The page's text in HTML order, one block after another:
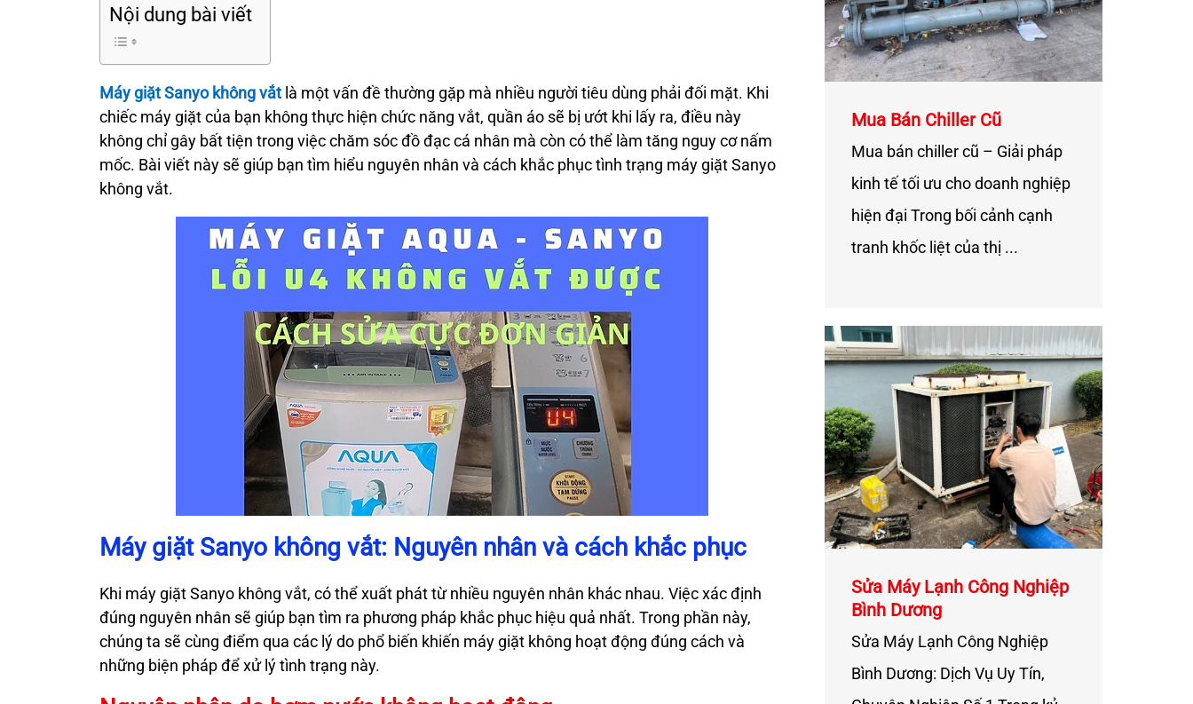
Nội dung bài viết
Máy giặt Sanyo không vắt là một vấn đề thường gặp mà nhiều người tiêu dùng phải đối mặt. Khi
chiếc máy giặt của bạn không thực hiện chức năng vắt, quần áo sẽ bị ướt khi lấy ra, điều này
không chỉ gây bất tiện trong việc chăm sóc đồ đạc cá nhân mà còn có thể làm tăng nguy cơ nấm
mốc. Bài viết này sẽ giúp bạn tìm hiểu nguyên nhân và cách khắc phục tình trạng máy giặt Sanyo
không vắt.
Máy giặt Sanyo không vắt: Nguyên nhân và cách khắc phục
Khi máy giặt Sanyo không vắt, có thể xuất phát từ nhiều nguyên nhân khác nhau. Việc xác định
đúng nguyên nhân sẽ giúp bạn tìm ra phương pháp khắc phục hiệu quả nhất. Trong phần này,
chúng ta sẽ cùng điểm qua các lý do phổ biến khiến máy giặt không hoạt động đúng cách và
những biện pháp để xử lý tình trạng này.
Mua Bán Chiller Cũ
Mua bán chiller cũ – Giải pháp
kinh tế tối ưu cho doanh nghiệp
hiện đại Trong bối cảnh cạnh
tranh khốc liệt của thị ...
Sửa Máy Lạnh Công Nghiệp
Bình Dương
Sửa Máy Lạnh Công Nghiệp
Bình Dương: Dịch Vụ Uy Tín,